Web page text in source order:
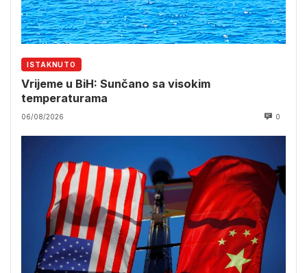
ISTAKNUTO
Vrijeme u BiH: Sunčano sa visokim
temperaturama
06/08/2026 0